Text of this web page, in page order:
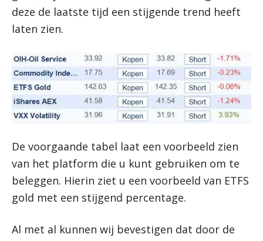
deze de laatste tijd een stijgende trend heeft
laten zien.
De voorgaande tabel laat een voorbeeld zien
van het platform die u kunt gebruiken om te
beleggen. Hierin ziet u een voorbeeld van ETFS
gold met een stijgend percentage.
Al met al kunnen wij bevestigen dat door de